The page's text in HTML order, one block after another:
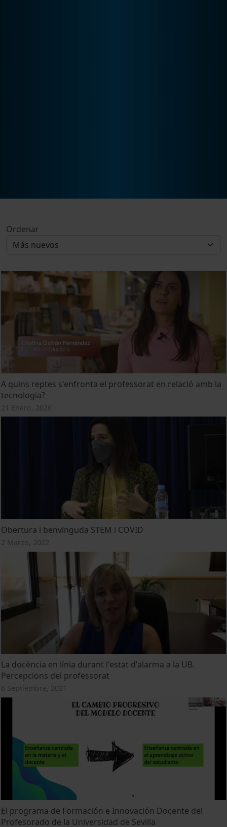
Ordenar
A quins reptes s'enfronta el professorat en relació amb la
tecnologia?
21 Enero, 2026
Obertura i benvinguda STEM i COVID
2 Marzo, 2022
La docència en línia durant l'estat d'alarma a la UB.
Percepcions del professorat
6 Septiembre, 2021
El programa de Formación e Innovación Docente del
Profesorado de la Universidad de Sevilla